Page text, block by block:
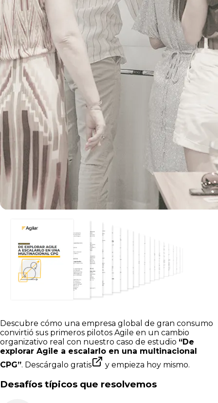
Descubre cómo una empresa global de gran consumo
convirtió sus primeros pilotos Agile en un cambio
organizativo real con nuestro caso de estudio “De
explorar Agile a escalarlo en una multinacional
CPG”. Descárgalo gratis y empieza hoy mismo.
Desafíos típicos que resolvemos